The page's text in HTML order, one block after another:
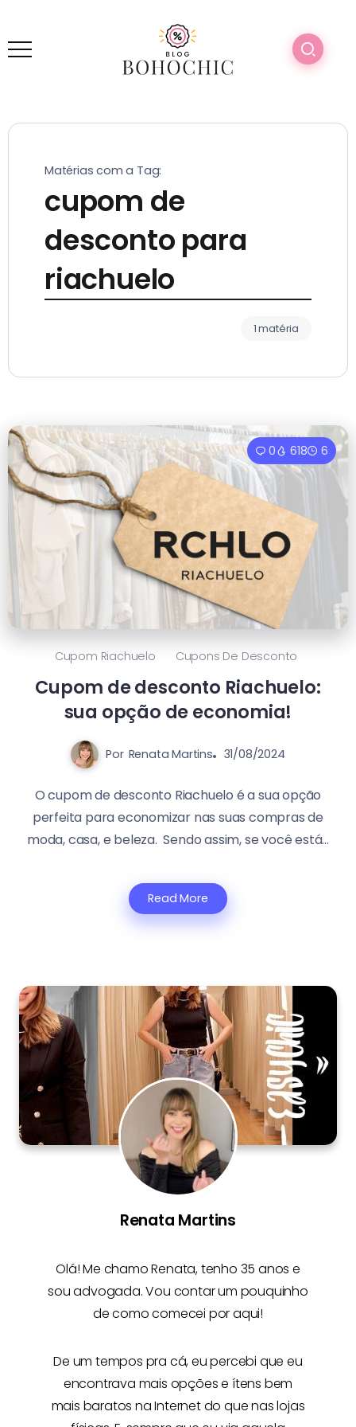
Matérias com a Tag:
cupom de
desconto para
riachuelo
1 matéria
0 618 6
Cupom Riachuelo Cupons De Desconto
Cupom de desconto Riachuelo:
sua opção de economia!
Por Renata Martins 31/08/2024
O cupom de desconto Riachuelo é a sua opção
perfeita para economizar nas suas compras de
moda, casa, e beleza. Sendo assim, se você está...
Read More
Renata Martins
Olá! Me chamoRenata, tenho 35 anos e
sou advogada. Vou contar um pouquinho
de como comecei por aqui!
De um tempos pra cá, eu percebi que eu
encontrava mais opções e ítens bem
mais baratos na Internetdo que nas lojas